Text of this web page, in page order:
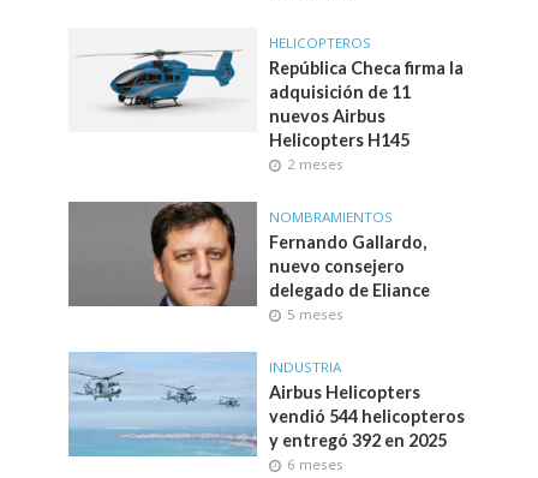
HELICOPTEROS
República Checa firma la
adquisición de 11
nuevos Airbus
Helicopters H145
2 meses
NOMBRAMIENTOS
Fernando Gallardo,
nuevo consejero
delegado de Eliance
5 meses
INDUSTRIA
Airbus Helicopters
vendió 544 helicopteros
y entregó 392 en 2025
6 meses